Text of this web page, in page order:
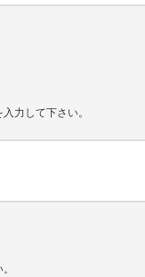
力して下さい。